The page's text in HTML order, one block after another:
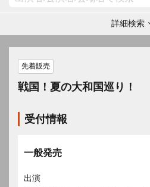
詳細検索
先着販売
戦国！夏の大和国巡り！
受付情報
一般発売
出演